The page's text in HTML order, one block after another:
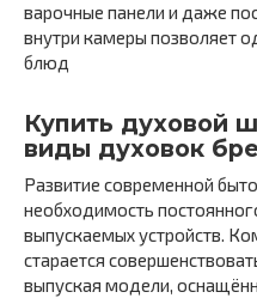
варочные панели и даже
внутри камеры позволяет
блюд
Купить духовой
виды духовок
Развитие современной
необходимость
выпускаемых устройств.
старается
выпуская модели,